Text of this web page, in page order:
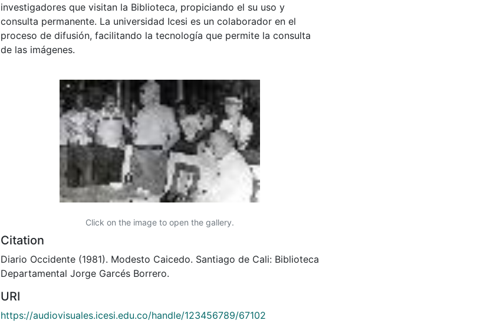
investigadores que visitan la Biblioteca, propiciando el su uso y
consulta permanente. La universidad Icesi es un colaborador en el
proceso de difusión, facilitando la tecnología que permite la consulta
de las imágenes.
Click on the image to open the gallery.
Citation
Diario Occidente (1981). Modesto Caicedo. Santiago de Cali: Biblioteca
Departamental Jorge Garcés Borrero.
URI
https://audiovisuales.icesi.edu.co/handle/123456789/67102